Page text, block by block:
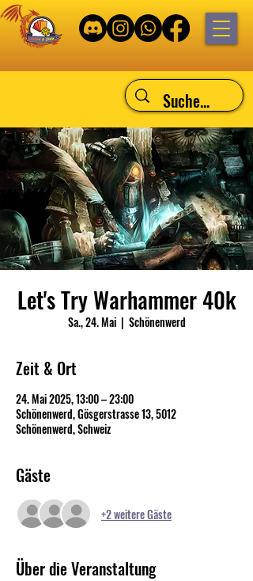
Let's Try Warhammer 40k
Sa., 24. Mai
  |
Schönenwerd
Zeit & Ort
24. Mai 2025, 13:00 – 23:00
Schönenwerd, Gösgerstrasse 13, 5012
Schönenwerd, Schweiz
Gäste
+2 weitere Gäste
Über die Veranstaltung